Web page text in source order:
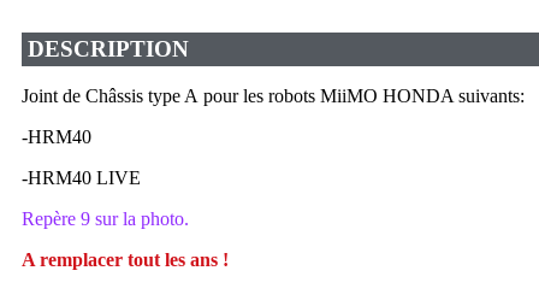
DESCRIPTION
Joint de Châssis type A pour les robots MiiMO HONDA suivants:
-HRM40
-HRM40 LIVE
Repère 9 sur la photo.
A remplacer tout les ans !